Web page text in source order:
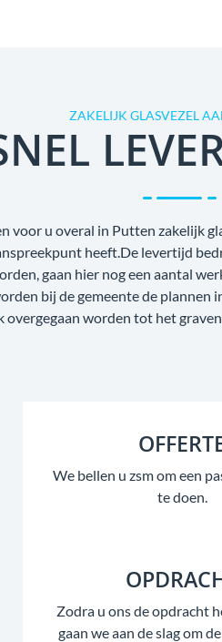
ZAKELIJK GLASVEZEL
voor u overal in Putten zakelijk
heeft.De levertijd
gaan hier nog een aantal
bij de gemeente de
overgegaan worden tot het
We bellen u zsm om een
te doen.
Zodra u ons de opdracht
gaan we aan de slag om